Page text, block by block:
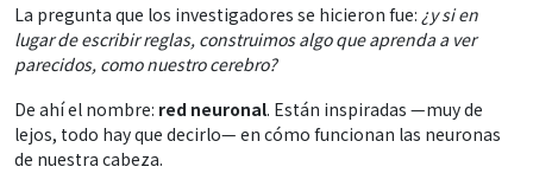
La pregunta que los investigadores se hicieron fue: ¿y si en
lugar de escribir reglas, construimos algo que aprenda a ver
parecidos, como nuestro cerebro?
De ahí el nombre: red neuronal. Están inspiradas —muy de
lejos, todo hay que decirlo— en cómo funcionan las neuronas
de nuestra cabeza.